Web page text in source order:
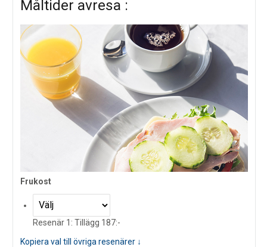
Måltider avresa :
Frukost
Resenär 1: Tillägg 187:-
Kopiera val till övriga resenärer ↓